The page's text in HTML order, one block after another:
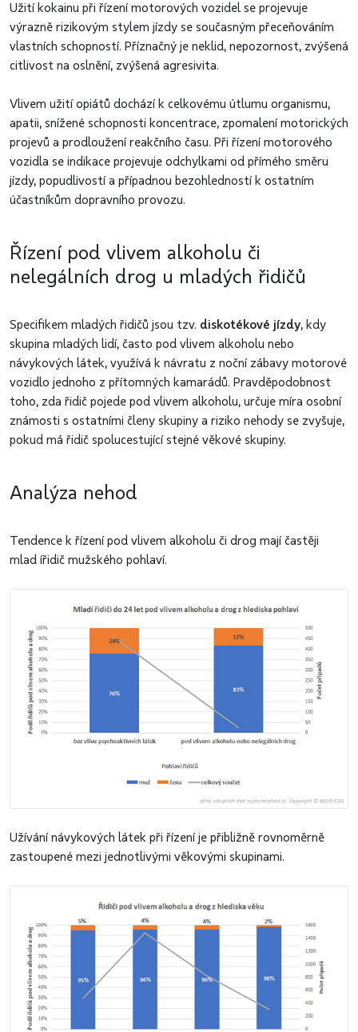
Užití kokainu při řízení motorových vozidel se projevuje
výrazně rizikovým stylem jízdy se současným přeceňováním
vlastních schopností. Příznačný je neklid, nepozornost, zvýšená
citlivost na oslnění, zvýšená agresivita.
Vlivem užití opiátů dochází k celkovému útlumu organismu,
apatii, snížené schopnosti koncentrace, zpomalení motorických
projevů a prodloužení reakčního času. Při řízení motorového
vozidla se indikace projevuje odchylkami od přímého směru
jízdy, popudlivostí a případnou bezohledností k ostatním
účastníkům dopravního provozu.
Řízení pod vlivem alkoholu či
nelegálních drog u mladých řidičů
Specifikem mladých řidičů jsou tzv. diskotékové jízdy, kdy
skupina mladých lidí, často pod vlivem alkoholu nebo
návykových látek, využívá k návratu z noční zábavy motorové
vozidlo jednoho z přítomných kamarádů. Pravděpodobnost
toho, zda řidič pojede pod vlivem alkoholu, určuje míra osobní
známosti s ostatními členy skupiny a riziko nehody se zvyšuje,
pokud má řidič spolucestující stejné věkové skupiny.
Analýza nehod
Tendence k řízení pod vlivem alkoholu či drog mají častěji
mlad ířidič mužského pohlaví.
Užívání návykových látek při řízení je přibližně rovnoměrně
zastoupené mezi jednotlivými věkovými skupinami.